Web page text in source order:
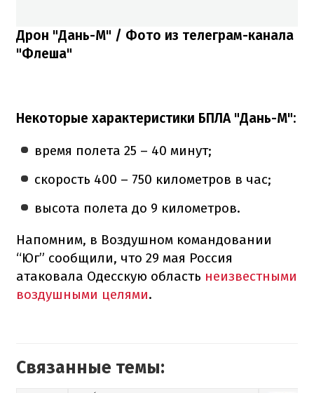
Дрон "Дань-М" / Фото из телеграм-канала
"Флеша"
Некоторые характеристики БПЛА "Дань-М":
время полета 25 – 40 минут;
скорость 400 – 750 километров в час;
высота полета до 9 километров.
Напомним, в Воздушном командовании
“Юг” сообщили, что 29 мая Россия
атаковала Одесскую область неизвестными
воздушными целями.
Связанные темы: